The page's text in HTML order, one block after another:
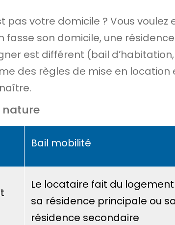
pas votre domicile ? Vous
fasse son domicile, une
est différent (bail
des règles de mise en
nature
Bail mobilité
Le locataire fait du logement
sa résidence principale ou sa
résidence secondaire